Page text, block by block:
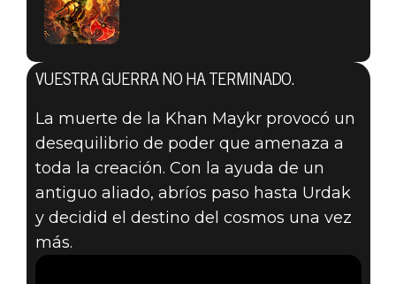
DOOM® Eternal
TRÁILER
OFICIAL DE
DOOM
VUESTRA GUERRA NO HA TERMINADO.
La muerte de la Khan Maykr provocó un
desequilibrio de poder que amenaza a
toda la creación. Con la ayuda de un
antiguo aliado, abríos paso hasta Urdak
y decidid el destino del cosmos una vez
más.